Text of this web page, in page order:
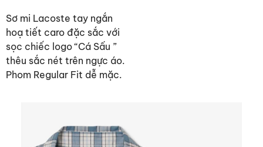
Sơ mi Lacoste tay ngắn
hoạ tiết caro đặc sắc với
sọc chiếc logo “Cá Sấu ”
thêu sắc nét trên ngực áo.
Phom Regular Fit dễ mặc.